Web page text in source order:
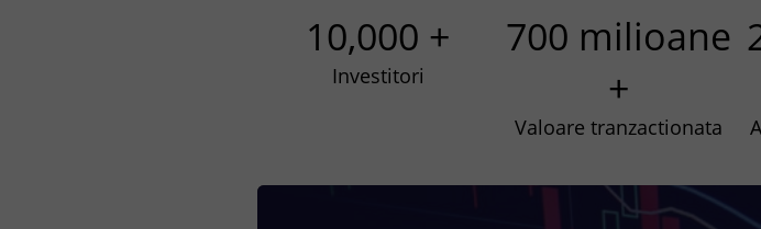
10,000 +
Investitori
700 milioane
+
Valoare tranzactionata